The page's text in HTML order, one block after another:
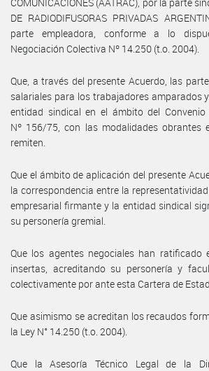
DE RADIODIFUSORAS PRIVADAS
parte empleadora, conforme a lo
Negociación Colectiva Nº 14.250 (t.o. 2004).
Que, a través del presente Acuerdo, las
salariales para los trabajadores amparados
entidad sindical en el ámbito del
Nº 156/75, con las modalidades obrantes
remiten.
Que el ámbito de aplicación del presente
la correspondencia entre la
empresarial firmante y la entidad sindical
su personería gremial.
Que los agentes negociales han ratificado
insertas, acreditando su personería y
colectivamente por ante esta Cartera de
Que asimismo se acreditan los recaudos
la Ley N° 14.250 (t.o. 2004).
Que la Asesoría Técnico Legal de la